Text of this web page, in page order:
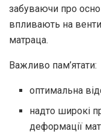
забуваючи про
впливають на
матраца.
Важливо пам’ятати:
оптимальна
надто широкі
деформації